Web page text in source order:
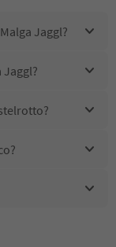
Jaggl?
Malga
Guest Pass?